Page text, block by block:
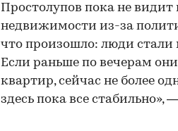
Простолупов пока не
недвижимости из-за
что произошло: люди стали
Если раньше по вечерам
квартир, сейчас не более
здесь пока все стабильно»,